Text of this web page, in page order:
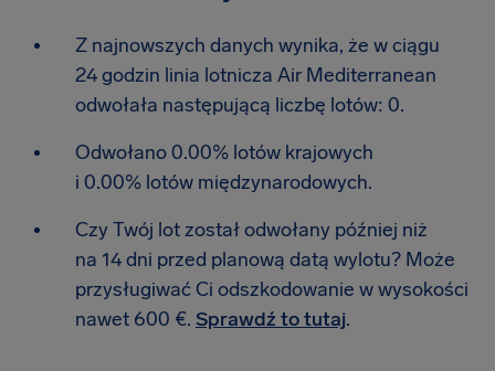
Z najnowszych danych wynika, że w ciągu
24 godzin linia lotnicza Air Mediterranean
odwołała następującą liczbę lotów: 0.
Odwołano 0.00% lotów krajowych
i 0.00% lotów międzynarodowych.
Czy Twój lot został odwołany później niż
na 14 dni przed planową datą wylotu? Może
przysługiwać Ci odszkodowanie w wysokości
nawet 600 €. Sprawdź to tutaj.